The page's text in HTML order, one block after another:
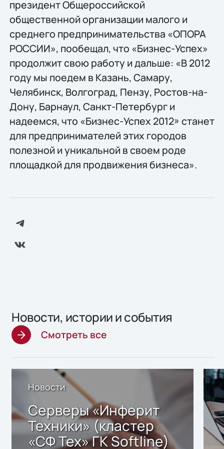
президент Общероссийской
общественной организации малого и
среднего предпринимательства «ОПОРА
РОССИИ», пообещал, что «Бизнес-Успех»
продолжит свою работу и дальше: «В 2012
году мы поедем в Казань, Самару,
Челябинск, Волгоград, Пензу, Ростов-на-
Дону, Барнаул, Санкт-Петербург и
надеемся, что «Бизнес-Успех 2012» станет
для предпринимателей этих городов
полезной и уникальной в своем роде
площадкой для продвижения бизнеса».
Новости, истории и события
Смотреть все
Новости
Серверы «Инферит
Техники» (кластер
«СФ Тех» ГК Softline)